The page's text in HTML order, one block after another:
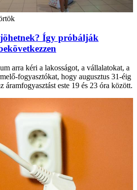
Így próbálják
arra kéri a lakosságot, a vállalatokat, a
fogyasztókat, hogy augusztus 31-éig
áramfogyasztást este 19 és 23 óra között.